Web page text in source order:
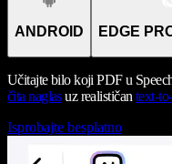
ANDROID EDGE
Učitajte bilo koji PDF u
čita naglasuz realističan text-
Isprobajte besplatno